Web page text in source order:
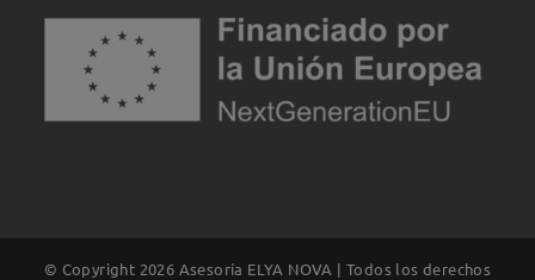
© Copyright 2026 Asesoría ELYA NOVA | Todos los derechos